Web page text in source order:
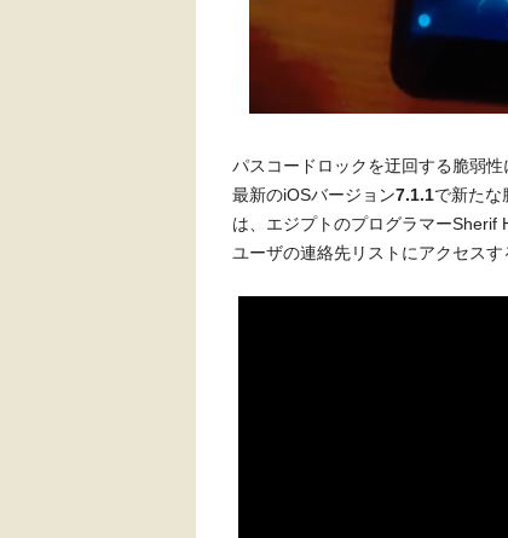
パスコードロックを迂回する脆弱
最新のiOSバージョン7.1.1で新たな
は、エジプトのプログラマーSherif
ユーザの連絡先リストにアクセス